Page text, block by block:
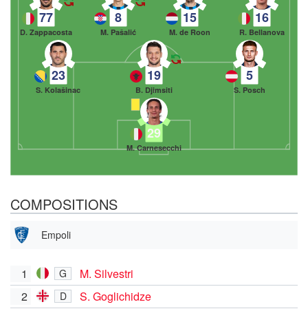
29
M. Carnesecchi
23
S. Kolašinac
19
B. Djimsiti
5
S. Posch
77
D. Zappacosta
8
M. Pašalić
15
M. de Roon
16
R. Bellanova
COMPOSITIONS
Empoli
1 G
M. Silvestri
2
D
S. Goglichidze